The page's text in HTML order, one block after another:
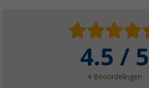
4.5 / 5
4 Beoordelingen